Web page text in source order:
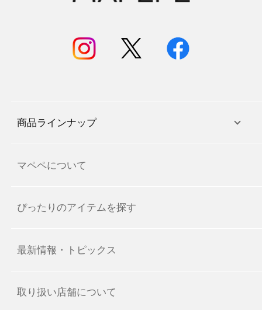
商品ラインナップ
マペペについて
ぴったりのアイテムを探す
最新情報・トピックス
取り扱い店舗について